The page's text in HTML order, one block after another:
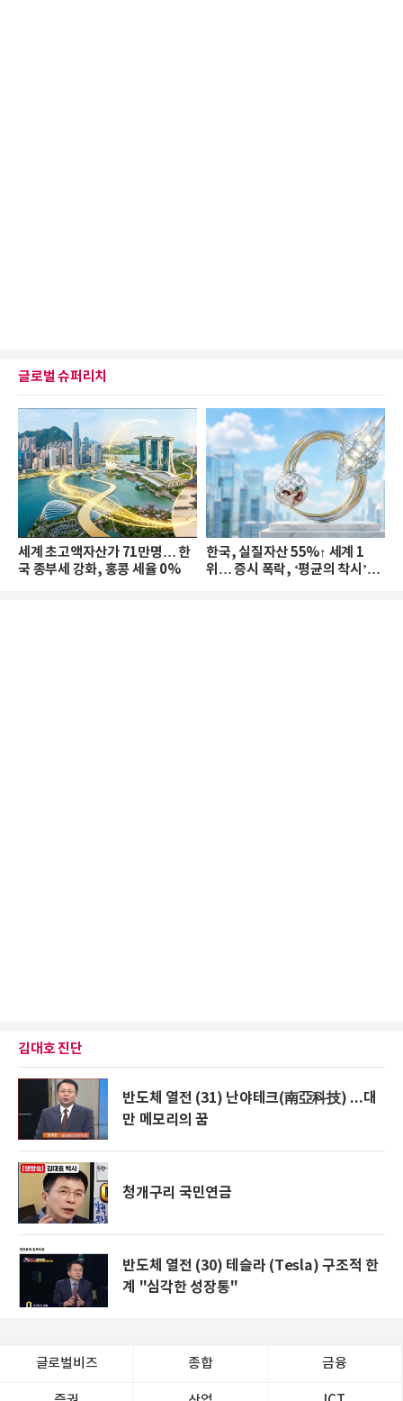
글로벌 슈퍼리치
세계 초고액자산가 71만명… 한
국 종부세 강화, 홍콩 세율 0%
한국, 실질자산 55%↑ 세계 1
위… 증시 폭락, ‘평균의 착시’와
김대호 진단
반도체 열전 (31) 난야테크(南亞科技) ...대
만 메모리의 꿈
청개구리 국민연금
반도체 열전 (30) 테슬라 (Tesla) 구조적 한
계 "심각한 성장통"
글로벌비즈 종합 금융